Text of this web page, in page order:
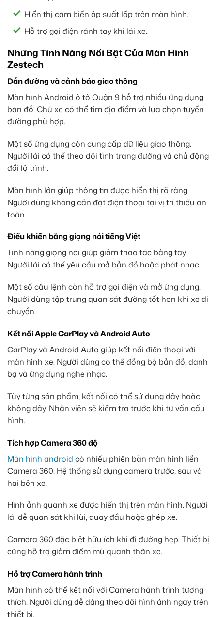
Hiển thị cảm biến áp suất lốp trên màn hình.
Hỗ trợ gọi điện rảnh tay khi lái xe.
Những Tính Năng Nổi Bật Của Màn Hình
Zestech
Dẫn đường và cảnh báo giao thông
Màn hình Android ô tô Quận 9 hỗ trợ nhiều ứng dụng
bản đồ. Chủ xe có thể tìm địa điểm và lựa chọn tuyến
đường phù hợp.
Một số ứng dụng còn cung cấp dữ liệu giao thông.
Người lái có thể theo dõi tình trạng đường và chủ động
đổi lộ trình.
Màn hình lớn giúp thông tin được hiển thị rõ ràng.
Người dùng không cần đặt điện thoại tại vị trí thiếu an
toàn.
Điều khiển bằng giọng nói tiếng Việt
Tính năng giọng nói giúp giảm thao tác bằng tay.
Người lái có thể yêu cầu mở bản đồ hoặc phát nhạc.
Một số câu lệnh còn hỗ trợ gọi điện và mở ứng dụng.
Người dùng tập trung quan sát đường tốt hơn khi xe di
chuyển.
Kết nối Apple CarPlay và Android Auto
CarPlay và Android Auto giúp kết nối điện thoại với
màn hình xe. Người dùng có thể đồng bộ bản đồ, danh
bạ và ứng dụng nghe nhạc.
Tùy từng sản phẩm, kết nối có thể sử dụng dây hoặc
không dây. Nhân viên sẽ kiểm tra trước khi tư vấn cấu
hình.
Tích hợp Camera 360 độ
Màn hình android có nhiều phiên bản màn hình liền
Camera 360. Hệ thống sử dụng camera trước, sau và
hai bên xe.
Hình ảnh quanh xe được hiển thị trên màn hình. Người
lái dễ quan sát khi lùi, quay đầu hoặc ghép xe.
Camera 360 đặc biệt hữu ích khi đi đường hẹp. Thiết bị
cũng hỗ trợ giảm điểm mù quanh thân xe.
Hỗ trợ Camera hành trình
Màn hình có thể kết nối với Camera hành trình tương
thích. Người dùng dễ dàng theo dõi hình ảnh ngay trên
thiết bị.